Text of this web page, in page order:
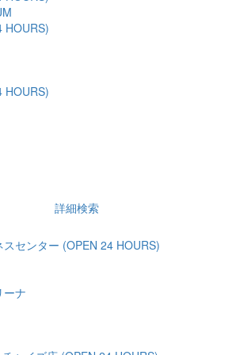
HOURS)
HOURS)
詳細検索
センター (OPEN 24 HOURS)
ーナ